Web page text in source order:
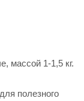
массой 1-1,5 кг.
полезного